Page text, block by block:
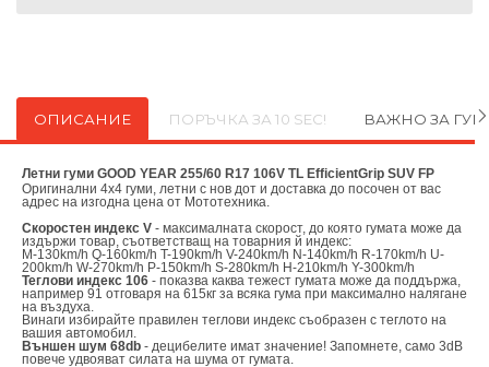
ОПИСАНИЕ ПОРЪЧКА ЗА 10 SEC! ВАЖНО ЗА
Летни гуми GOOD YEAR 255/60 R17 106V TL EfficientGrip SUV FP
Оригинални 4х4 гуми, летни с нов дот и доставка до посочен от вас
адрес на изгодна цена от Мототехника.
Скоростен индекс V - максималната скорост, до която гумата може да
издържи товар, съответстващ на товарния й индекс:
M-130km/h Q-160km/h T-190km/h V-240km/h N-140km/h R-170km/h U-
200km/h W-270km/h P-150km/h S-280km/h H-210km/h Y-300km/h
Теглови индекс 106 - показва каква тежест гумата може да поддържа,
например 91 отговаря на 615кг за всяка гума при максимално налягане
на въздуха.
Винаги избирайте правилен теглови индекс съобразен с теглото на
вашия автомобил.
Външен шум 68db - децибелите имат значение! Запомнете, само 3dB
повече удвояват силата на шума от гумата.